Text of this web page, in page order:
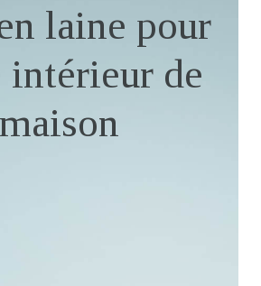
laine pour
intérieur de
maison